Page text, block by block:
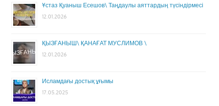
Ұстаз Қуаныш Есешов\ Таңдаулы аяттардың түсіндірмесі
12.01.2026
ҚЫЗҒАНЫШ\ ҚАНАҒАТ МУСЛИМОВ \
12.01.2026
Исламдағы достық ұғымы
17.05.2025